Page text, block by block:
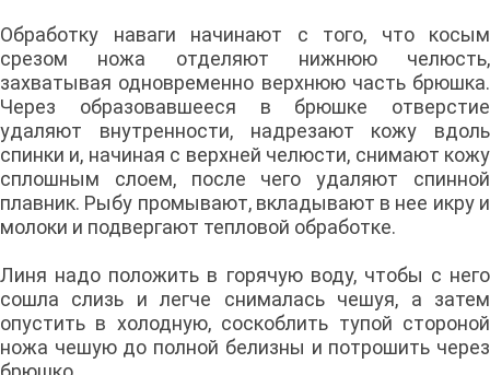
Обработку наваги начинают с того, что косым
срезом ножа отделяют нижнюю челюсть,
захватывая одновременно верхнюю часть брюшка.
Через образовавшееся в брюшке отверстие
удаляют внутренности, надрезают кожу вдоль
спинки и, начиная с верхней челюсти, снимают кожу
сплошным слоем, после чего удаляют спинной
плавник. Рыбу промывают, вкладывают в нее икру и
молоки и подвергают тепловой обработке.
Линя надо положить в горячую воду, чтобы с него
сошла слизь и легче снималась чешуя, а затем
опустить в холодную, соскоблить тупой стороной
ножа чешую до полной белизны и потрошить через